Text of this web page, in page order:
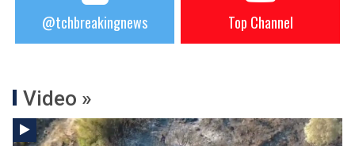
@tchbreakingnews Top Channel
Video »